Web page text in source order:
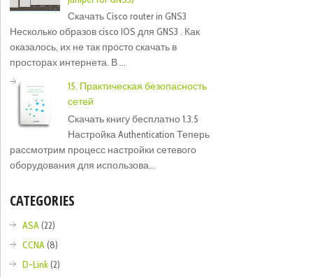
Скачать Cisco router in GNS3
Несколько образов cisco IOS для GNS3 . Как
оказалось, их не так просто скачать в
просторах интернета. В ...
15. Практическая безопасность
сетей
Скачать книгу бесплатно 1.3.5
Настройка Authentication Теперь
рассмотрим процесс настройки сетевого
оборудования для использова...
CATEGORIES
ASA(22)
CCNA(8)
D-Link(2)